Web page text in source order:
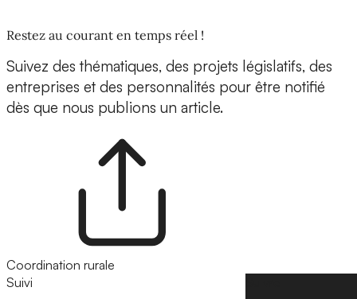
Restez au courant en temps réel !
Suivez des thématiques, des projets législatifs, des
entreprises et des personnalités pour être notifié
dès que nous publions un article.
Coordination rurale
Suivi